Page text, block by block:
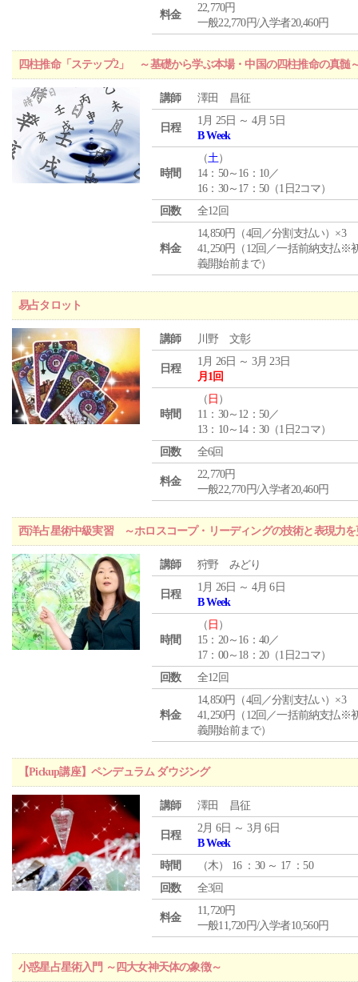
料金
22,770円
一般22,770円/入学者20,460円
四柱推命「ステップ2」 ～基礎から学ぶ本場・中国の四柱推命の真髄
講師 澤田 昌征
日程
1月 25日 ～ 4月 5日
B Week
時間
（土）
14：50～16：10／
16：30～17：50（1日2コマ）
回数
全12回
料金
14,850円（4回／分割支払い）×3
41,250円（12回／一括前納支払※
義開始前まで）
易占タロット
講師 川野 文彰
日程
1月 26日 ～ 3月 23日
月1回
時間
（ 日 ）
11：30～12：50／
13：10～14：30（1日2コマ）
回数
全6回
料金
22,770円
一般22,770円/入学者20,460円
西洋占星術中級実習 ～ホロスコープ・リーディングの技術と表現力
講師 狩野 みどり
日程
1月 26日 ～ 4月 6日
B Week
時間
（ 日 ）
15：20～16：40／
17：00～18：20（1日2コマ）
回数
全12回
料金
14,850円（4回／分割支払い）×3
41,250円（12回／一括前納支払※
義開始前まで）
【Pickup講座】ペンデュラム ダウジング
講師 澤田 昌征
日程
2月 6日 ～ 3月 6日
B Week
時間
（木） 16 ：30 ～ 17 ：50
回数
全3回
料金
11,720円
一般11,720円/入学者10,560円
小惑星占星術入門 ～四大女神天体の象徴～